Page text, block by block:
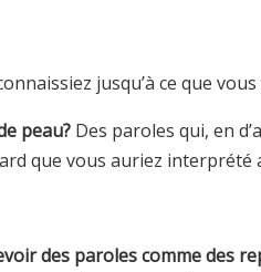
jusqu’à ce que
peau? Des paroles qui, en
que vous auriez interprété
des paroles comme des